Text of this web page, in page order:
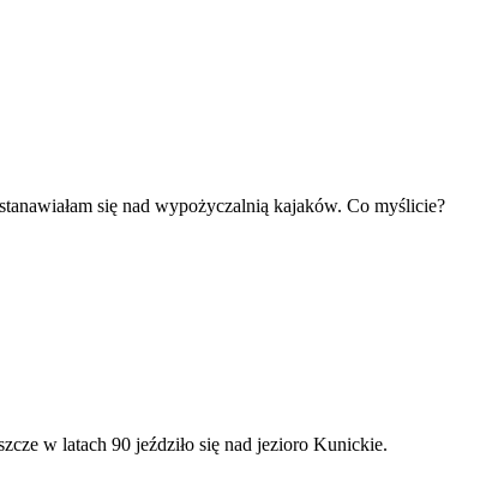
się nad wypożyczalnią kajaków. Co myślicie?
w latach 90 jeździło się nad jezioro Kunickie.